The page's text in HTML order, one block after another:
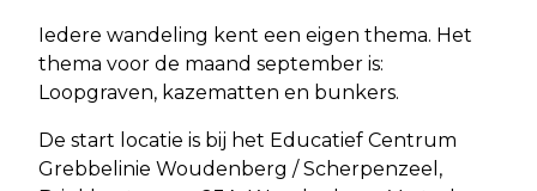
Iedere wandeling kent een eigen thema. Het
thema voor de maand september is:
Loopgraven, kazematten en bunkers.
De start locatie is bij het Educatief Centrum
Grebbelinie Woudenberg / Scherpenzeel,